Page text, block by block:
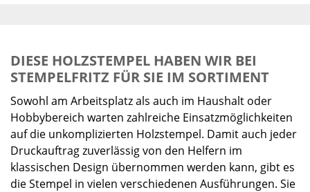
DIESE HOLZSTEMPEL HABEN WIR BEI
STEMPELFRITZ FÜR SIE IM SORTIMENT
Sowohl am Arbeitsplatz als auch im Haushalt oder
Hobbybereich warten zahlreiche Einsatzmöglichkeiten
auf die unkomplizierten Holzstempel. Damit auch jeder
Druckauftrag zuverlässig von den Helfern im
klassischen Design übernommen werden kann, gibt es
die Stempel in vielen verschiedenen Ausführungen. Sie